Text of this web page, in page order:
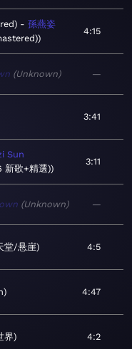
孫燕姿
4:15
Unknown —
3:41
Sun
新歌+精選)
3:11
Unknown —
堂/悬崖 4:5
4:47
界 4:2